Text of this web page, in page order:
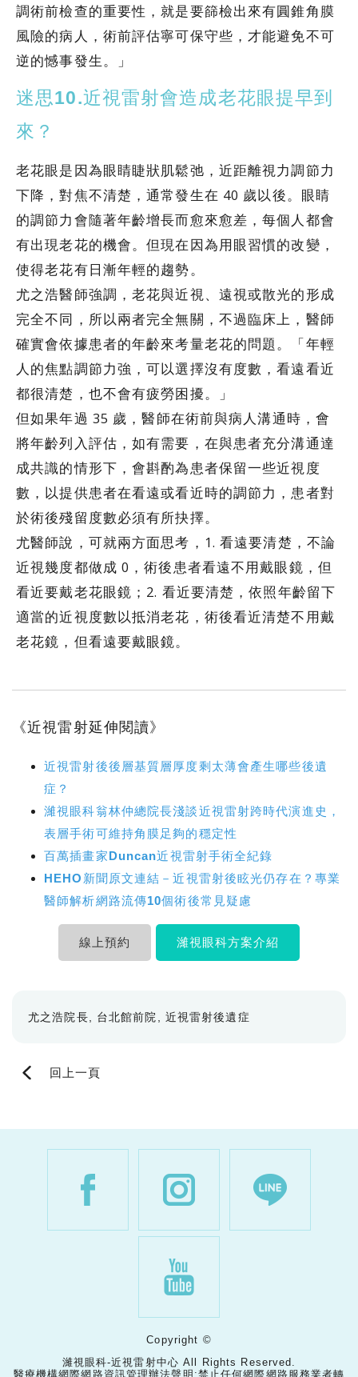
調術前檢查的重要性，就是要篩檢出來有圓錐角膜
風險的病人，術前評估寧可保守些，才能避免不可
逆的憾事發生。」
迷思10.近視雷射會造成老花眼提早到
來？
老花眼是因為眼睛睫狀肌鬆弛，近距離視力調節力
下降，對焦不清楚，通常發生在 40 歲以後。眼睛
的調節力會隨著年齡增長而愈來愈差，每個人都會
有出現老花的機會。但現在因為用眼習慣的改變，
使得老花有日漸年輕的趨勢。
尤之浩醫師強調，老花與近視、遠視或散光的形成
完全不同，所以兩者完全無關，不過臨床上，醫師
確實會依據患者的年齡來考量老花的問題。「年輕
人的焦點調節力強，可以選擇沒有度數，看遠看近
都很清楚，也不會有疲勞困擾。」
但如果年過 35 歲，醫師在術前與病人溝通時，會
將年齡列入評估，如有需要，在與患者充分溝通達
成共識的情形下，會斟酌為患者保留一些近視度
數，以提供患者在看遠或看近時的調節力，患者對
於術後殘留度數必須有所抉擇。
尤醫師說，可就兩方面思考，1. 看遠要清楚，不論
近視幾度都做成 0，術後患者看遠不用戴眼鏡，但
看近要戴老花眼鏡；2. 看近要清楚，依照年齡留下
適當的近視度數以抵消老花，術後看近清楚不用戴
老花鏡，但看遠要戴眼鏡。
《近視雷射延伸閱讀》
近視雷射後後層基質層厚度剩太薄會產生哪些後遺
症？
濰視眼科翁林仲總院長淺談近視雷射跨時代演進史，
表層手術可維持角膜足夠的穩定性
百萬插畫家Duncan近視雷射手術全紀錄
HEHO新聞原文連結－近視雷射後眩光仍存在？專業
醫師解析網路流傳10個術後常見疑慮
線上預約 濰視眼科方案介紹
尤之浩院長 台北館前院 近視雷射後遺症
回上一頁
Copyright ©
濰視眼科-近視雷射中心 All Rights Reserved.
醫療機構網際網路資訊管理辦法聲明:禁止任何網際網路服務業者轉